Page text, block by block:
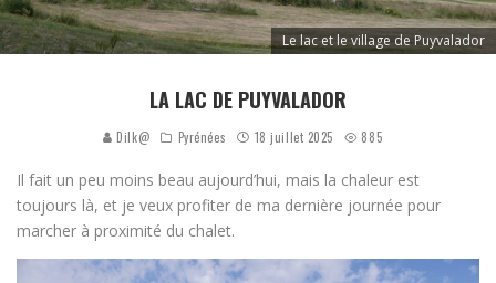
Le lac et le village de Puyvalador
LA LAC DE PUYVALADOR
Dilk@ Pyrénées 18 juillet 2025 885
Il fait un peu moins beau aujourd’hui, mais la chaleur est
toujours là, et je veux profiter de ma dernière journée pour
marcher à proximité du chalet.